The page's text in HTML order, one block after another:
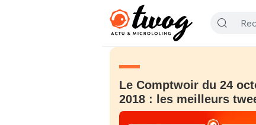
Le Comptwoir du 24
2018 : les meilleurs